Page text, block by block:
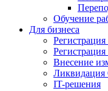
Обучение
Для бизнеса
Внесение
IT-решения